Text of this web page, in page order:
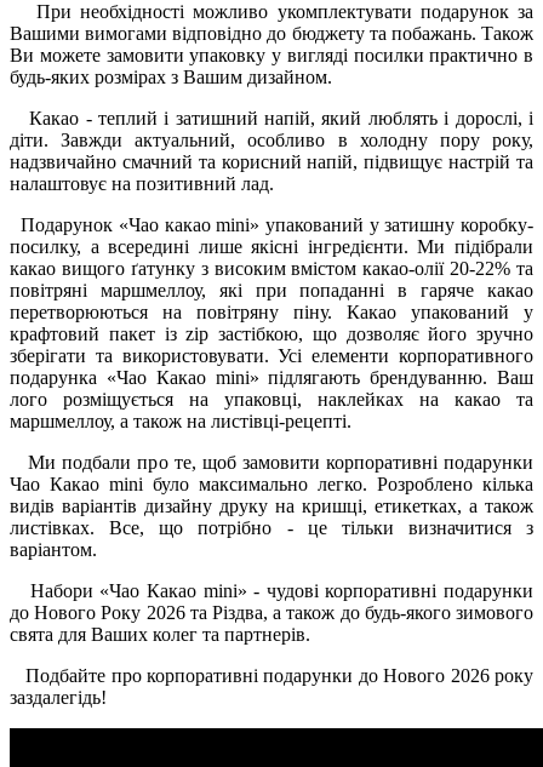
При необхідності можливо укомплектувати подарунок за
Вашими вимогами відповідно до бюджету та побажань. Також
Ви можете замовити упаковку у вигляді посилки практично в
будь-яких розмірах з Вашим дизайном.
Какао - теплий і затишний напій, який люблять і дорослі, і
діти. Завжди актуальний, особливо в холодну пору року,
надзвичайно смачний та корисний напій, підвищує настрій та
налаштовує на позитивний лад.
Подарунок «Чао какао mini» упакований у затишну коробку-
посилку, а всередині лише якісні інгредієнти. Ми підібрали
какао вищого ґатунку з високим вмістом какао-олії 20-22% та
повітряні маршмеллоу, які при попаданні в гаряче какао
перетворюються на повітряну піну. Какао упакований у
крафтовий пакет із zip застібкою, що дозволяє його зручно
зберігати та використовувати. Усі елементи корпоративного
подарунка «Чао Какао mini» підлягають брендуванню. Ваш
лого розміщується на упаковці, наклейках на какао та
маршмеллоу, а також на листівці-рецепті.
Ми подбали про те, щоб замовити корпоративні подарунки
Чао Какао mini було максимально легко. Розроблено кілька
видів варіантів дизайну друку на кришці, етикетках, а також
листівках. Все, що потрібно - це тільки визначитися з
варіантом.
Набори «Чао Какао mini» - чудові корпоративні подарунки
до Нового Року 2026 та Різдва, а також до будь-якого зимового
свята для Ваших колег та партнерів.
Подбайте про корпоративні подарунки до Нового 2026 року
заздалегідь!